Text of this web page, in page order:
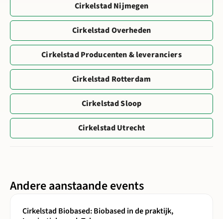
Cirkelstad Nijmegen
Cirkelstad Overheden
Cirkelstad Producenten & leveranciers
Cirkelstad Rotterdam
Cirkelstad Sloop
Cirkelstad Utrecht
Andere aanstaande events
Cirkelstad Biobased: Biobased in de praktijk,
Lees meer over Cirkelstad Biobased: Biobased in de